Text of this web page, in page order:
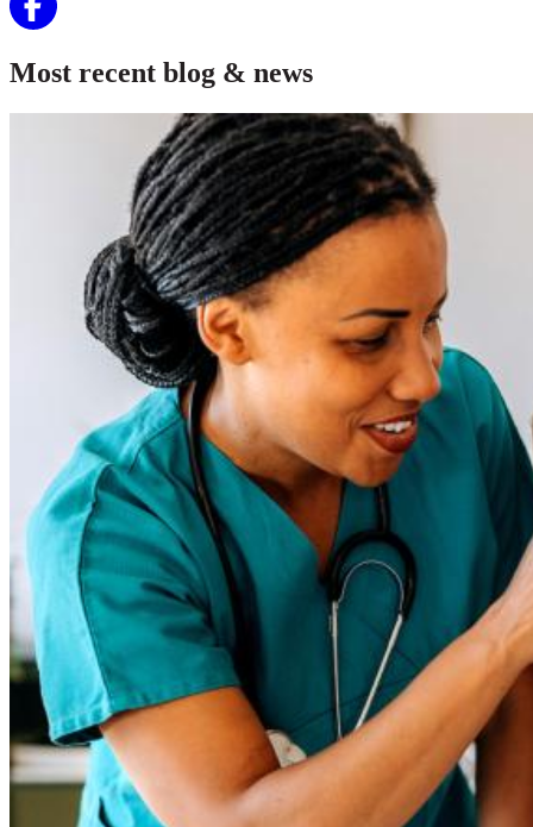
Most recent blog & news